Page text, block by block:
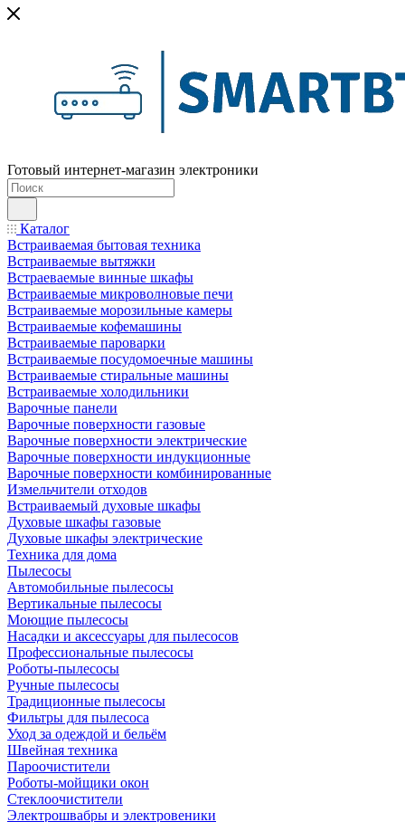
Готовый интернет-магазин электроники
Каталог
Встраиваемая бытовая техника
Встраиваемые вытяжки
Встраеваемые винные шкафы
Встраиваемые микроволновые печи
Встраиваемые морозильные камеры
Встраиваемые кофемашины
Встраиваемые пароварки
Встраиваемые посудомоечные машины
Встраиваемые стиральные машины
Встраиваемые холодильники
Варочные панели
Варочные поверхности газовые
Варочные поверхности электрические
Варочные поверхности индукционные
Варочные поверхности комбинированные
Измельчители отходов
Встраиваемый духовые шкафы
Духовые шкафы газовые
Духовые шкафы электрические
Техника для дома
Пылесосы
Автомобильные пылесосы
Вертикальные пылесосы
Моющие пылесосы
Насадки и аксессуары для пылесосов
Профессиональные пылесосы
Роботы-пылесосы
Ручные пылесосы
Традиционные пылесосы
Фильтры для пылесоса
Уход за одеждой и бельём
Швейная техника
Пароочистители
Роботы-мойщики окон
Стеклоочистители
Электрошвабры и электровеники